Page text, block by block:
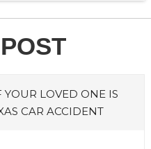
LOVED ONE IS
CAR ACCIDENT